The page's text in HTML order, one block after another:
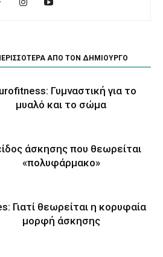
ΑΠΟ ΤΟΝ ΔΗΜΙΟΥΡΓΟ
Γυμναστική για το
μυαλό και το σώμα
άσκησης που θεωρείται
«πολυφάρμακο»
Γιατί θεωρείται η κορυφαία
μορφή άσκησης